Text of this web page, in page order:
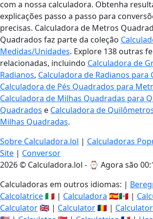
com a nossa calculadora. Obtenha
explicações passo a passo para
precisas. Calculadora de Metros
Quadrados faz parte da coleção
Medidas/Unidades. Explore 138 outras
relacionadas, incluindo Calculadora de
Radianos, Calculadora de Radianos para
Calculadora de Pés Quadrados para
Calculadora de Milhas Quadradas para
Quadrados e Calculadora de
Milhas Quadradas.
Sobre Calculadora.lol | Calculadoras
Site | Conversor
2026 © Calculadora.lol - ⌚ Agora são
Calculadoras em outros idiomas: |
Calcolatrice🇮🇹 | Calculadora 🇪🇸🇲🇽 |
Calculator🇬🇧 | Calculator🇷🇴 | Calculator